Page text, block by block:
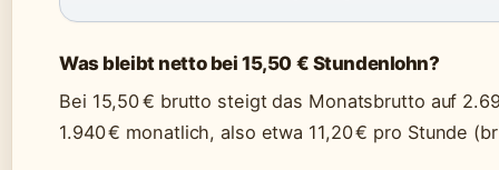
Was bleibt netto bei 15,50 € Stundenlohn?
Bei 15,50 € brutto steigt das Monatsbrutto auf
1.940 € monatlich, also etwa 11,20 € pro Stunde